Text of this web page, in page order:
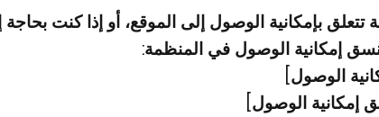
بإمكانية الوصول إلى الموقع، أو إذا كنت
إمكانية الوصول في المنظمة:
الوصول]
إمكانية الوصول]